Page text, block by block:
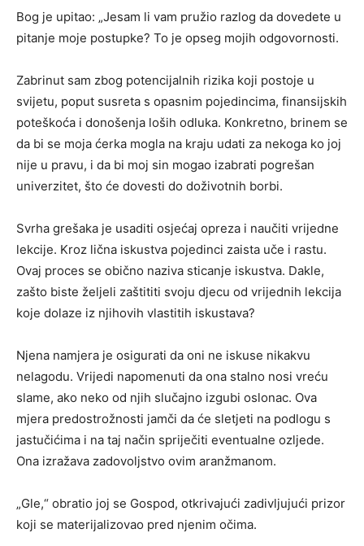
Bog je upitao: „Jesam li vam pružio razlog da dovedete u
pitanje moje postupke? To je opseg mojih odgovornosti.
Zabrinut sam zbog potencijalnih rizika koji postoje u
svijetu, poput susreta s opasnim pojedincima, finansijskih
poteškoća i donošenja loših odluka. Konkretno, brinem se
da bi se moja ćerka mogla na kraju udati za nekoga ko joj
nije u pravu, i da bi moj sin mogao izabrati pogrešan
univerzitet, što će dovesti do doživotnih borbi.
Svrha grešaka je usaditi osjećaj opreza i naučiti vrijedne
lekcije. Kroz lična iskustva pojedinci zaista uče i rastu.
Ovaj proces se obično naziva sticanje iskustva. Dakle,
zašto biste željeli zaštititi svoju djecu od vrijednih lekcija
koje dolaze iz njihovih vlastitih iskustava?
Njena namjera je osigurati da oni ne iskuse nikakvu
nelagodu. Vrijedi napomenuti da ona stalno nosi vreću
slame, ako neko od njih slučajno izgubi oslonac. Ova
mjera predostrožnosti jamči da će sletjeti na podlogu s
jastučićima i na taj način spriječiti eventualne ozljede.
Ona izražava zadovoljstvo ovim aranžmanom.
„Gle,“ obratio joj se Gospod, otkrivajući zadivljujući prizor
koji se materijalizovao pred njenim očima.